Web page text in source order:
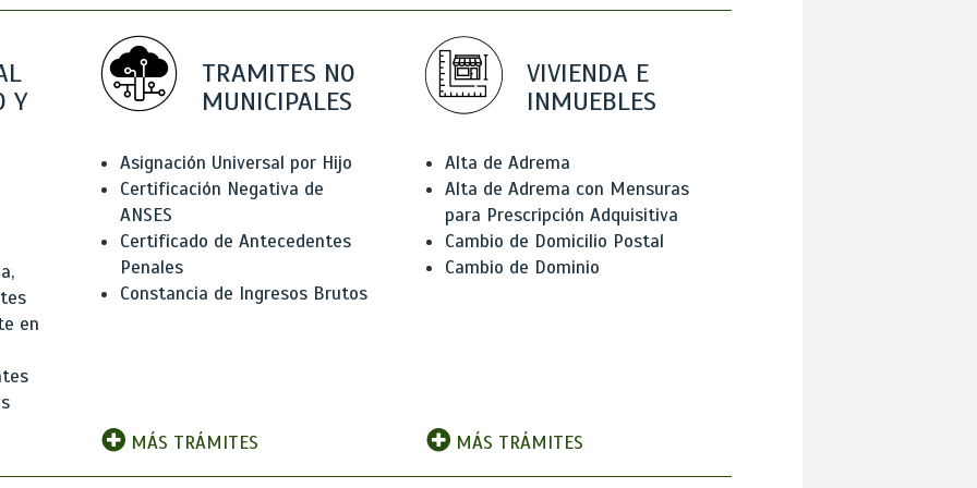
Y
en
TRAMITES NO
MUNICIPALES
Asignación Universal por Hijo
Certificación Negativa de
ANSES
Certificado de Antecedentes
Penales
Constancia de Ingresos Brutos
MÁS TRÁMITES
VIVIENDA E
INMUEBLES
Alta de Adrema
Alta de Adrema con Mensuras
para Prescripción Adquisitiva
Cambio de Domicilio Postal
Cambio de Dominio
MÁS TRÁMITES